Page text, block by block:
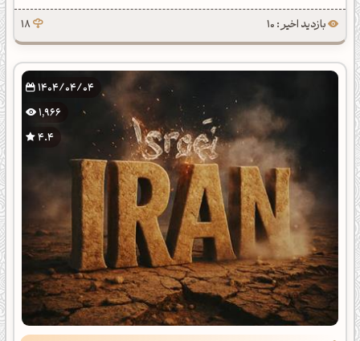
بازدید اخیر : 10 18
1404/04/04
1,966
4.4